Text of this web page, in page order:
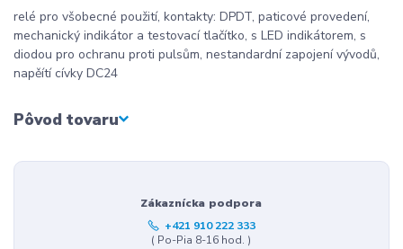
relé pro všobecné použití, kontakty: DPDT, paticové provedení,
mechanický indikátor a testovací tlačítko, s LED indikátorem, s
diodou pro ochranu proti pulsům, nestandardní zapojení vývodů,
napěítí cívky DC24
Pôvod tovaru
Zákaznícka podpora
+421 910 222 333
( Po-Pia 8-16 hod. )